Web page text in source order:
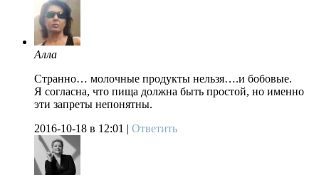
Алла
Странно… молочные продукты нельзя….и бобовые.
Я согласна, что пища должна быть простой, но именно
эти запреты непонятны.
2016-10-18 в 12:01 | Ответить